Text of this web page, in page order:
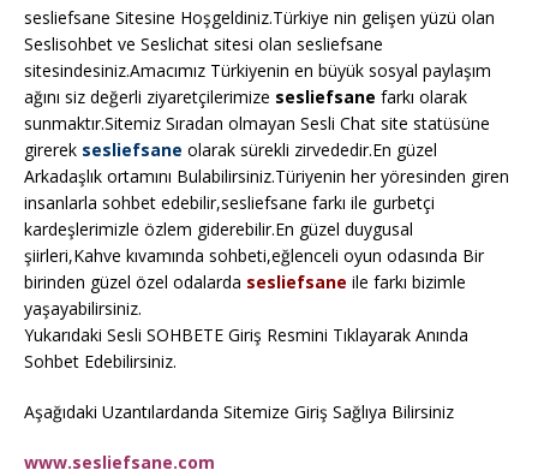
sesliefsane Sitesine Hoşgeldiniz.Türkiye nin gelişen yüzü olan
Seslisohbet ve Seslichat sitesi olan sesliefsane
sitesindesiniz.Amacımız Türkiyenin en büyük sosyal paylaşım
ağını siz değerli ziyaretçilerimize sesliefsane farkı olarak
sunmaktır.Sitemiz Sıradan olmayan Sesli Chat site statüsüne
girerek sesliefsane olarak sürekli zirvededir.En güzel
Arkadaşlık ortamını Bulabilirsiniz.Türiyenin her yöresinden giren
insanlarla sohbet edebilir,sesliefsane farkı ile gurbetçi
kardeşlerimizle özlem giderebilir.En güzel duygusal
şiirleri,Kahve kıvamında sohbeti,eğlenceli oyun odasında Bir
birinden güzel özel odalarda sesliefsane ile farkı bizimle
yaşayabilirsiniz.
Yukarıdaki Sesli SOHBETE Giriş Resmini Tıklayarak Anında
Sohbet Edebilirsiniz.
Aşağıdaki Uzantılardanda Sitemize Giriş Sağlıya Bilirsiniz
www.sesliefsane.com